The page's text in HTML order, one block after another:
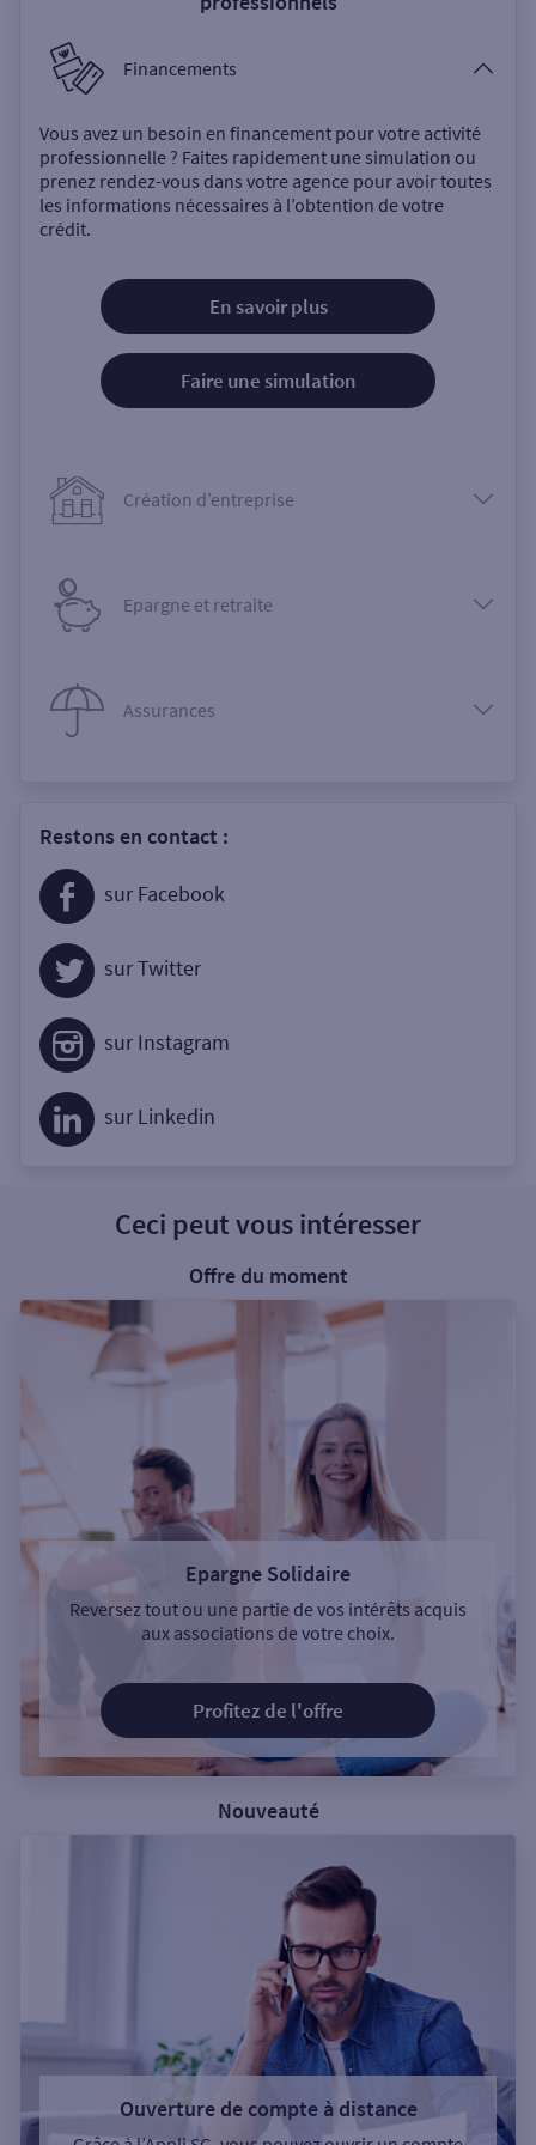
Financements
Vous avez un besoin en financement pour votre activité
professionnelle ? Faites rapidement une simulation ou
prenez rendez-vous dans votre agence pour avoir toutes
les informations nécessaires à l’obtention de votre
crédit.
En savoir plus
Faire une simulation
Création d’entreprise
Epargne et retraite
Assurances
Restons en contact :
sur Facebook
sur Twitter
sur Instagram
sur Linkedin
Ceci peut vous intéresser
Offre du moment
Epargne Solidaire
Reversez tout ou une partie de vos intérêts acquis
aux associations de votre choix.
Profitez de l'offre
Nouveauté
Ouverture de compte à distance